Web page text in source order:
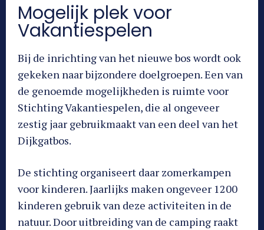
Mogelijk plek voor
Vakantiespelen
Bij de inrichting van het nieuwe bos wordt ook
gekeken naar bijzondere doelgroepen. Een van
de genoemde mogelijkheden is ruimte voor
Stichting Vakantiespelen, die al ongeveer
zestig jaar gebruikmaakt van een deel van het
Dijkgatbos.
De stichting organiseert daar zomerkampen
voor kinderen. Jaarlijks maken ongeveer 1200
kinderen gebruik van deze activiteiten in de
natuur. Door uitbreiding van de camping raakt